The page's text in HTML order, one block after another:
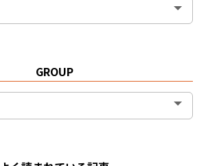
GROUP